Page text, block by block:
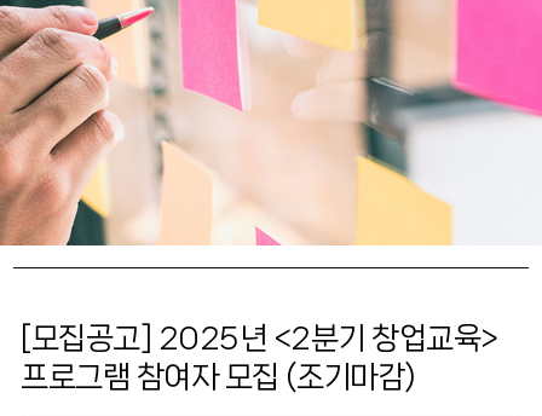
[모집공고] 2025년 <2분기 창업교육>
프로그램 참여자 모집 (조기마감)